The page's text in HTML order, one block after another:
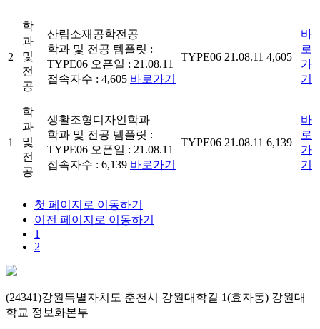
2
학
과
및
전
공
산림소재공학전공
학과 및 전공 템플릿 :
TYPE06 오픈일 : 21.08.11
접속자수 : 4,605 바로가기
TYPE06 21.08.11 4,605
바
로
가
기
1
학
과
및
전
공
생활조형디자인학과
학과 및 전공 템플릿 :
TYPE06 오픈일 : 21.08.11
접속자수 : 6,139 바로가기
TYPE06 21.08.11 6,139
바
로
가
기
첫 페이지로 이동하기
이전 페이지로 이동하기
1
2
(24341)강원특별자치도 춘천시 강원대학길 1(효자동) 강원대
학교 정보화본부